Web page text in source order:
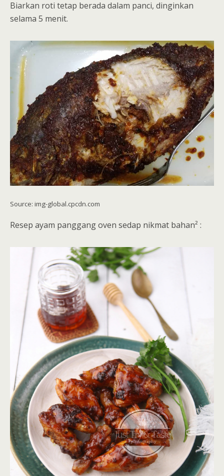
Biarkan roti tetap berada dalam panci, dinginkan
selama 5 menit.
Source: img-global.cpcdn.com
Resep ayam panggang oven sedap nikmat bahan² :